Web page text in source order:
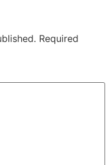
Required